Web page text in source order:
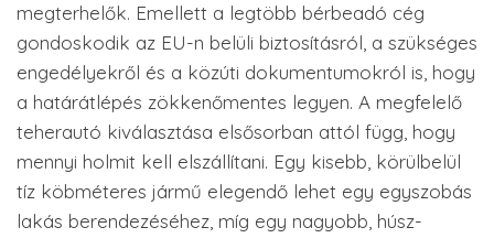
megterhelők. Emellett a legtöbb bérbeadó cég
gondoskodik az EU-n belüli biztosításról, a szükséges
engedélyekről és a közúti dokumentumokról is, hogy
a határátlépés zökkenőmentes legyen. A megfelelő
teherautó kiválasztása elsősorban attól függ, hogy
mennyi holmit kell elszállítani. Egy kisebb, körülbelül
tíz köbméteres jármű elegendő lehet egy egyszobás
lakás berendezéséhez, míg egy nagyobb, húsz-